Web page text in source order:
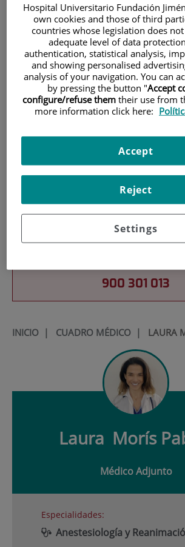
Investigación
Docencia
900 301 013
INICIO| CUADRO MÉDICO| LAURA
Laura Morís
Médico Adjunto
Especialidades:
Anestesiología y
Hospital Universitario Fundación
own cookies and those of third
countries whose legislation does
adequate level of data
authentication, statistical analysis,
and showing personalised
analysis of your navigation. You can
by pressing the button "Accept
configure/refuse them their use from
more information click here:
Settings
Reject
Accept